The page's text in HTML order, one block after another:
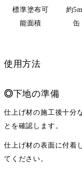
標準塗布可
能面積
約
缶
使用方法
◎下地の準備
仕上げ材の施工後十分
とを確認します。
仕上げ材の表面に付着
てください。